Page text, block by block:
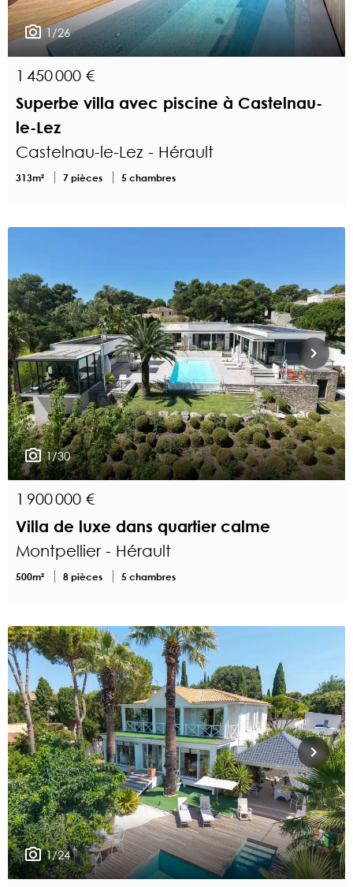
1/26
1 450 000 €
Superbe villa avec piscine à Castelnau-
le-Lez
Castelnau-le-Lez - Hérault
313m² 7 pièces 5 chambres
1/30
1 900 000 €
Villa de luxe dans quartier calme
Montpellier - Hérault
500m² 8 pièces 5 chambres
1/24